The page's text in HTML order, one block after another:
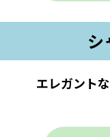
シ
エレガント